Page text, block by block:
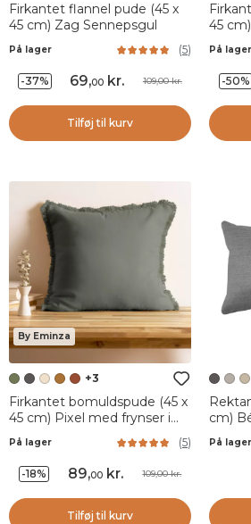
Firkantet flannel pude (45 x
45 cm) Zag Sennepsgul
På lager (5)
-37% 69,00 kr. 109,00 kr.
Tilføj til kurv
45
På lager
-50%
By Eminza
+3
Firkantet bomuldspude (45 x
45 cm) Pixel med frynser i
khakigrøn
På lager (5)
-18% 89,00kr. 109,00 kr.
Tilføj til kurv
cm)
På lager